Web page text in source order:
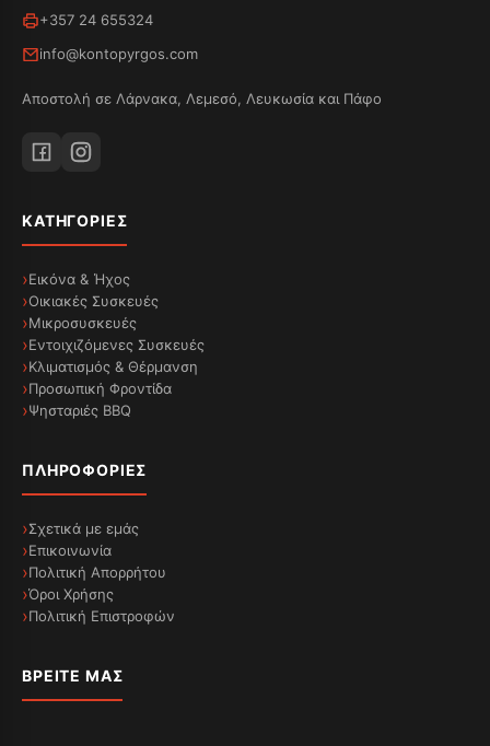
+357 24 655324
info@kontopyrgos.com
Αποστολή σε Λάρνακα, Λεμεσό, Λευκωσία και Πάφο
ΚΑΤΗΓΟΡΊΕΣ
Εικόνα & Ήχος
Οικιακές Συσκευές
Μικροσυσκευές
Εντοιχιζόμενες Συσκευές
Κλιματισμός & Θέρμανση
Προσωπική Φροντίδα
Ψησταριές BBQ
ΠΛΗΡΟΦΟΡΊΕΣ
Σχετικά με εμάς
Επικοινωνία
Πολιτική Απορρήτου
Όροι Χρήσης
Πολιτική Επιστροφών
ΒΡΕΊΤΕ ΜΑΣ